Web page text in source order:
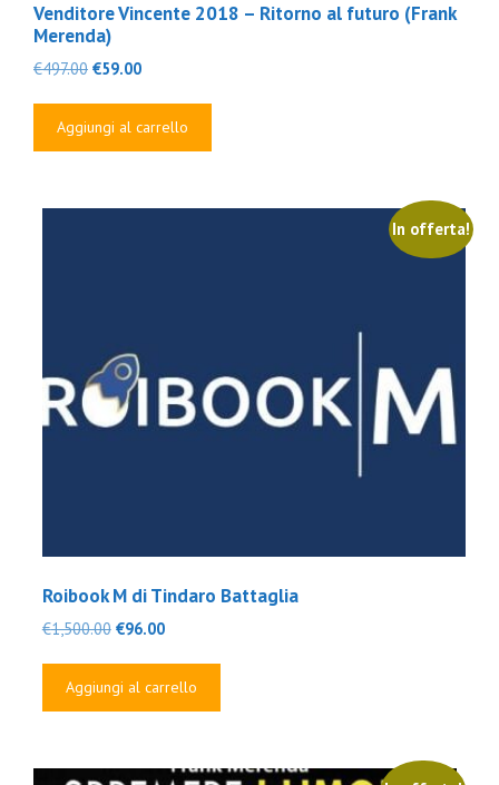
Venditore Vincente 2018 – Ritorno al futuro (Frank
Merenda)
€497.00 Il
era:
€59.00Il
è:
Aggiungi al carrello
In offerta!
Roibook M di Tindaro Battaglia
€1,500.00 Il
era:
€96.00Il
è:
Aggiungi al carrello